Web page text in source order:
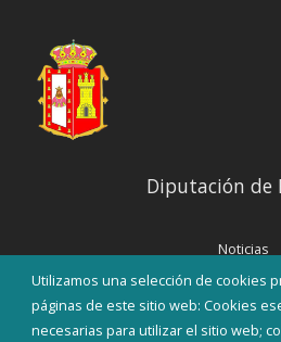
Utilizamos una selección de cookies
páginas de este sitio web: Cookies
necesarias para utilizar el sitio web;
Diputación de
Noticias
Eventos
Corporación
Teléfonos de